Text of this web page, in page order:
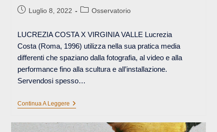
ArticoloLuglio 8, 2022
Categoria
Osservatorio
LUCREZIA COSTA X VIRGINIA VALLE Lucrezia
Costa (Roma, 1996) utilizza nella sua pratica media
differenti che spaziano dalla fotografia, al video e alla
performance fino alla scultura e all’installazione.
Servendosi spesso…
Continua A LeggereSONO